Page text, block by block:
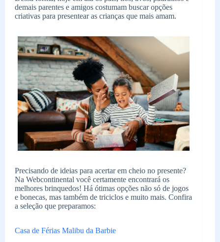
demais parentes e amigos costumam buscar opções
criativas para presentear as crianças que mais amam.
Precisando de ideias para acertar em cheio no presente?
Na Webcontinental você certamente encontrará os
melhores brinquedos! Há ótimas opções não só de jogos
e bonecas, mas também de triciclos e muito mais. Confira
a seleção que preparamos:
Casa de Férias Malibu da Barbie